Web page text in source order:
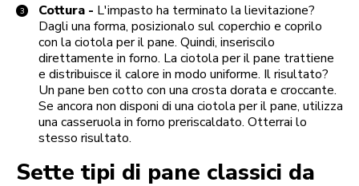
Cottura - L'impasto ha terminato la lievitazione?
Dagli una forma, posizionalo sul coperchio e coprilo
con la ciotola per il pane. Quindi, inseriscilo
direttamente in forno. La ciotola per il pane trattiene
e distribuisce il calore in modo uniforme. Il risultato?
Un pane ben cotto con una crosta dorata e croccante.
Se ancora non disponi di una ciotola per il pane, utilizza
una casseruola in forno preriscaldato. Otterrai lo
stesso risultato.
Sette tipi di pane classici da